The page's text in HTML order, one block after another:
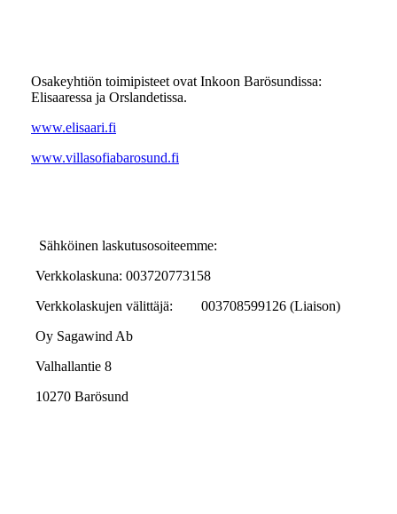
Osakeyhtiön toimipisteet ovat Inkoon Barösundissa:
Elisaaressa ja Orslandetissa.
www.elisaari.fi
www.villasofiabarosund.fi
Sähköinen laskutusosoiteemme:
Verkkolaskuna: 003720773158
Verkkolaskujen välittäjä: 003708599126 (Liaison)
Oy Sagawind Ab
Valhallantie 8
10270 Barösund